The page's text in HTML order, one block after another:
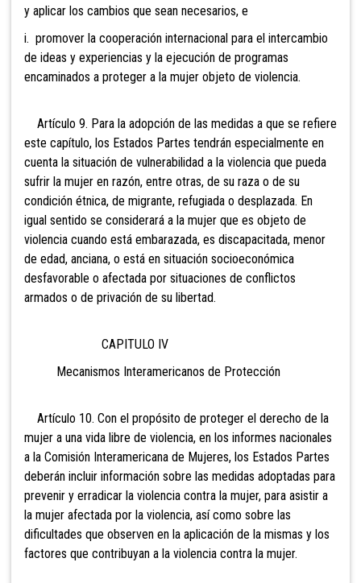
y aplicar los cambios que sean necesarios, e
i. promover la cooperación internacional para el intercambio
de ideas y experiencias y la ejecución de programas
encaminados a proteger a la mujer objeto de violencia.
Artículo 9. Para la adopción de las medidas a que se refiere
este capítulo, los Estados Partes tendrán especialmente en
cuenta la situación de vulnerabilidad a la violencia que pueda
sufrir la mujer en razón, entre otras, de su raza o de su
condición étnica, de migrante, refugiada o desplazada. En
igual sentido se considerará a la mujer que es objeto de
violencia cuando está embarazada, es discapacitada, menor
de edad, anciana, o está en situación socioeconómica
desfavorable o afectada por situaciones de conflictos
armados o de privación de su libertad.
CAPITULO IV
Mecanismos Interamericanos de Protección
Artículo 10. Con el propósito de proteger el derecho de la
mujer a una vida libre de violencia, en los informes nacionales
a la Comisión Interamericana de Mujeres, los Estados Partes
deberán incluir información sobre las medidas adoptadas para
prevenir y erradicar la violencia contra la mujer, para asistir a
la mujer afectada por la violencia, así como sobre las
dificultades que observen en la aplicación de la mismas y los
factores que contribuyan a la violencia contra la mujer.